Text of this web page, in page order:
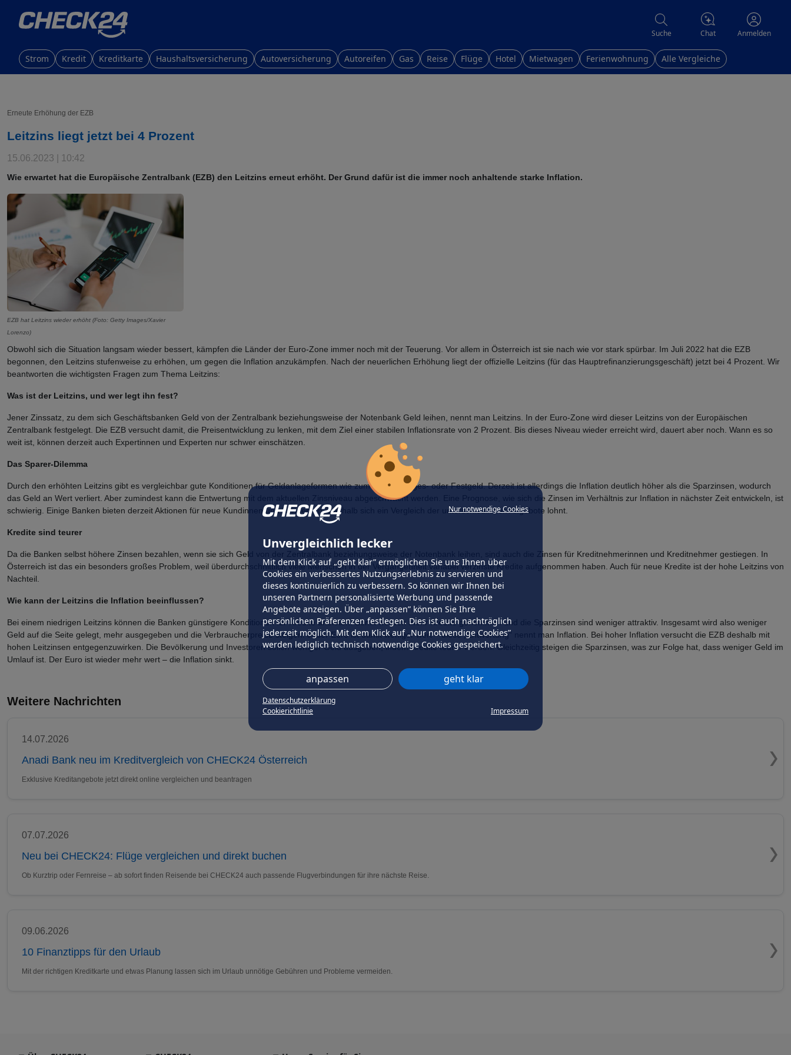
Nur notwendige Cookies
Unvergleichlich lecker
Mit dem Klick auf „geht klar” ermöglichen Sie uns Ihnen über
Cookies ein verbessertes Nutzungserlebnis zu servieren und
dieses kontinuierlich zu verbessern. So können wir Ihnen bei
unseren Partnern personalisierte Werbung und passende
Angebote anzeigen. Über „anpassen” können Sie Ihre
persönlichen Präferenzen festlegen. Dies ist auch nachträglich
jederzeit möglich. Mit dem Klick auf „Nur notwendige Cookies”
werden lediglich technisch notwendige Cookies gespeichert.
anpassen geht klar
Datenschutzerklärung
Cookierichtlinie
Impressum
Suche Chat Anmelden
Strom Kredit Kreditkarte Haushaltsversicherung Autoversicherung Autoreifen Gas Reise Flüge Hotel Mietwagen Ferienwohnung Alle Vergleiche
Erneute Erhöhung der EZB
Leitzins liegt jetzt bei 4 Prozent
15.06.2023 | 10:42
Wie erwartet hat die Europäische Zentralbank (EZB) den Leitzins erneut erhöht. Der Grund dafür ist die immer noch anhaltende starke Inflation.
EZB hat Leitzins wieder erhöht (Foto: Getty Images/Xavier
Lorenzo)
Obwohl sich die Situation langsam wieder bessert, kämpfen die Länder der Euro-Zone immer noch mit der Teuerung. Vor allem in Österreich ist sie nach wie vor stark spürbar. Im Juli 2022 hat die EZB
begonnen, den Leitzins stufenweise zu erhöhen, um gegen die Inflation anzukämpfen. Nach der neuerlichen Erhöhung liegt der offizielle Leitzins (für das Hauptrefinanzierungsgeschäft) jetzt bei 4 Prozent. Wir
beantworten die wichtigsten Fragen zum Thema Leitzins:
Was ist der Leitzins, und wer legt ihn fest?
Jener Zinssatz, zu dem sich Geschäftsbanken Geld von der Zentralbank beziehungsweise der Notenbank Geld leihen, nennt man Leitzins. In der Euro-Zone wird dieser Leitzins von der Europäischen
Zentralbank festgelegt. Die EZB versucht damit, die Preisentwicklung zu lenken, mit dem Ziel einer stabilen Inflationsrate von 2 Prozent. Bis dieses Niveau wieder erreicht wird, dauert aber noch. Wann es so
weit ist, können derzeit auch Expertinnen und Experten nur schwer einschätzen.
Das Sparer-Dilemma
Durch den erhöhten Leitzins gibt es vergleichbar gute Konditionen für Geldanlageformen wie zum Beispiel Tages- oder Festgeld. Derzeit ist allerdings die Inflation deutlich höher als die Sparzinsen, wodurch
das Geld an Wert verliert. Aber zumindest kann die Entwertung mit dem aktuellen Zinsniveau abgeschwächt werden. Eine Prognose, wie sich die Zinsen im Verhältnis zur Inflation in nächster Zeit entwickeln, ist
schwierig. Einige Banken bieten derzeit Aktionen für neue Kundinnen und Kunden an, weshalb sich ein Vergleich der unterschiedlichen Angebote lohnt.
Kredite sind teurer
Da die Banken selbst höhere Zinsen bezahlen, wenn sie sich Geld von der Zentralbank beziehungsweise der Notenbank leihen, sind auch die Zinsen für Kreditnehmerinnen und Kreditnehmer gestiegen. In
Österreich ist das ein besonders großes Problem, weil überdurchschnittlich viele Menschen in der Vergangenheit variabel verzinste Kredite aufgenommen haben. Auch für neue Kredite ist der hohe Leitzins von
Nachteil.
Wie kann der Leitzins die Inflation beeinflussen?
Bei einem niedrigen Leitzins können die Banken günstigere Konditionen für Kredite anbieten. Somit werden mehr Kredite genommen und die Sparzinsen sind weniger attraktiv. Insgesamt wird also weniger
Geld auf die Seite gelegt, mehr ausgegeben und die Verbraucherpreise steigen. Jeder Euro ist damit weniger wert – diese „Entwertung“ nennt man Inflation. Bei hoher Inflation versucht die EZB deshalb mit
hohen Leitzinsen entgegenzuwirken. Die Bevölkerung und Investoren sollen weniger Geld ausgeben, indem Kredite teurer werden. Gleichzeitig steigen die Sparzinsen, was zur Folge hat, dass weniger Geld im
Umlauf ist. Der Euro ist wieder mehr wert – die Inflation sinkt.
Weitere Nachrichten
14.07.2026
Anadi Bank neu im Kreditvergleich von CHECK24 Österreich
Exklusive Kreditangebote jetzt direkt online vergleichen und beantragen
07.07.2026
Neu bei CHECK24: Flüge vergleichen und direkt buchen
Ob Kurztrip oder Fernreise – ab sofort finden Reisende bei CHECK24 auch passende Flugverbindungen für ihre nächste Reise.
09.06.2026
10 Finanztipps für den Urlaub
Mit der richtigen Kreditkarte und etwas Planung lassen sich im Urlaub unnötige Gebühren und Probleme vermeiden.